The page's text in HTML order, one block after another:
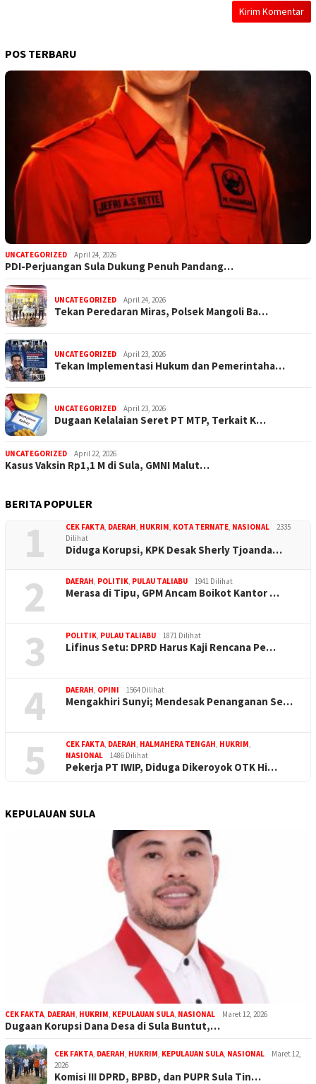
POS TERBARU
UNCATEGORIZED April 24, 2026
PDI-Perjuangan Sula Dukung Penuh Pandang…
UNCATEGORIZED April 24, 2026
Tekan Peredaran Miras, Polsek Mangoli Ba…
UNCATEGORIZED April 23, 2026
Tekan Implementasi Hukum dan Pemerintaha…
UNCATEGORIZED April 23, 2026
Dugaan Kelalaian Seret PT MTP, Terkait K…
UNCATEGORIZED April 22, 2026
Kasus Vaksin Rp1,1 M di Sula, GMNI Malut…
BERITA POPULER
1 CEK FAKTA DAERAH HUKRIM KOTA TERNATE NASIONAL
2335
Dilihat
Diduga Korupsi, KPK Desak Sherly Tjoanda…
2 DAERAH POLITIK PULAU TALIABU 1941 Dilihat
Merasa di Tipu, GPM Ancam Boikot Kantor …
3 POLITIK PULAU TALIABU 1871 Dilihat
Lifinus Setu: DPRD Harus Kaji Rencana Pe…
4 DAERAH OPINI 1564 Dilihat
Mengakhiri Sunyi; Mendesak Penanganan Se…
5 CEK FAKTA DAERAH HALMAHERA TENGAH HUKRIM
NASIONAL
1486 Dilihat
Pekerja PT IWIP, Diduga Dikeroyok OTK Hi…
KEPULAUAN SULA
CEK FAKTA DAERAH HUKRIM KEPULAUAN SULA NASIONAL Maret 12, 2026
Dugaan Korupsi Dana Desa di Sula Buntut,…
CEK FAKTA DAERAH HUKRIM KEPULAUAN SULA NASIONAL
Maret 12,
2026
Komisi III DPRD, BPBD, dan PUPR Sula Tin…